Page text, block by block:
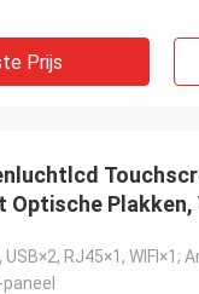
Prijs
Optische
USB×2, RJ45×1, WIFI×1;